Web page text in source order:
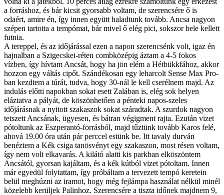
a forráshoz, és bár kicsit gyorsabb voltam, de szerencsére ő is
odaért, amire én, így innen együtt haladtunk tovább. Ancsa nagyon
szépen tartotta a tempómat, bár mivel ő elég pici, sokszor bele kellett
futnia.
A tereppel, és az időjárással ezen a napon szerencsénk volt, igaz én
hajnalban a Szigecskei-réten combközépig áztam a 4-5 fokos
vízben, így hívtam Ancsát, hogy ha jön elém a Hétbükkfához, akkor
hozzon egy váltás cipőt. Szándékosan egy leharcolt Sense Max Pro-
ban kezdtem a túrát, tudva, hogy 30-nál le kell cserélnem majd. Az
indulás előtti napokban sokat esett Zalában is, elég sok helyen
eláztatva a pályát, de köszönhetően a pénteki napos-szeles
időjárásnak a nyitott szakaszok sokat száradtak. A szurdok nagyon
tetszett Ancsának, ügyesen, és bátran végigment rajta. Ezután vizet
pótoltunk az Eszperantó-forrásból, majd tűztünk tovább Karos felé,
ahová 19.00 óra után pár perccel estünk be. Itt tavaly durván
benéztem a Kék csiga tanösvényt egy szakaszon, most résen voltam,
így nem volt elkavarás. A kilátó alatti kis parkban elköszöntem
Ancsától, gyorsan kajáltam, és a kék kútból vizet pótoltam. Innen
már egyedül folytattam, így próbáltam a tervezett tempó keretein
belül meghúzni az iramot, hogy még fejlámpa használat nélkül minél
közelebb kerüljek Palinhoz. Szerencsére a tiszta időnek majdnem 9,